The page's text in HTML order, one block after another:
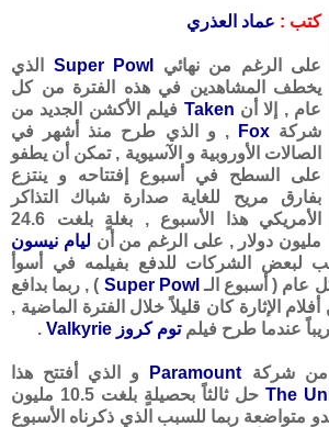
كتب : عماد العذري
على الرغم من نهائي Super Powl
الذي
يخطف المشاهدين في هذه الفترة من كل
عام , إلا أن Taken فيلم الأكشن الجديد من
شركةFox
, و الذي طرح منذ أشهر في
الصالات الأوروبية و الآسيوية , تمكن أن يطفو
على السطح في أسبوع إفتتاحه و ينتزع
بفارق مريح للغاية صدارة شباك التذاكر
الأمريكي هذا الأسبوع , بغلةٍ بلغت 24.6
مليون دولار , على الرغم من أن ليام نيسون
لبعض الشركات للدفع بفيلمه في أسوأ
عام ( أسبوع الـ Super Powl ) , ربما بدافع
الإثارة كان قليلاً خلال الفترة الماضية ,
عندما طرح فيلمتوم كروز Valkyrie .
من شركة Paramount
و الذي أفتتح هذا
The
حل ثالثاً بحصيلةٍ بلغت 10.5 مليون
متواضعة ربما للسبب الذي ذكرناه الأسبوع